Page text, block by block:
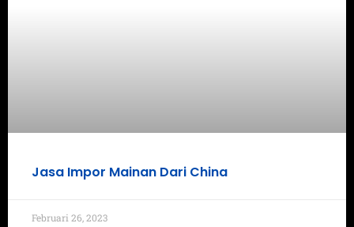
Jasa Impor Mainan Dari China
Februari 26, 2023